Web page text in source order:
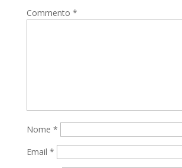
Commento *
Nome *
Email *